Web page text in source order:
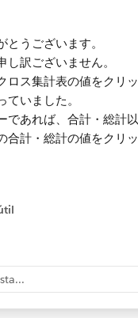
うございます。
訳ございません。
ロス集計表の値をクリ
いました。
であれば、合計・総計
合計・総計の値をクリ
ションでできないかと